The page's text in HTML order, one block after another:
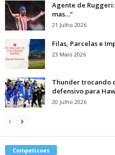
Agente de
mas…”
21 Julho 2026
Filas, Parcelas e
23 Maio 2026
Thunder trocando
defensivo para
20 Julho 2026
Competicoes